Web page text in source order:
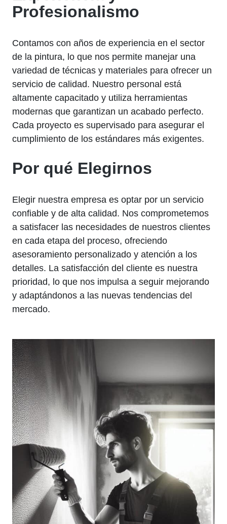
Profesionalismo
Contamos con años de experiencia en el sector
de la pintura, lo que nos permite manejar una
variedad de técnicas y materiales para ofrecer un
servicio de calidad. Nuestro personal está
altamente capacitado y utiliza herramientas
modernas que garantizan un acabado perfecto.
Cada proyecto es supervisado para asegurar el
cumplimiento de los estándares más exigentes.
Por qué Elegirnos
Elegir nuestra empresa es optar por un servicio
confiable y de alta calidad. Nos comprometemos
a satisfacer las necesidades de nuestros clientes
en cada etapa del proceso, ofreciendo
asesoramiento personalizado y atención a los
detalles. La satisfacción del cliente es nuestra
prioridad, lo que nos impulsa a seguir mejorando
y adaptándonos a las nuevas tendencias del
mercado.